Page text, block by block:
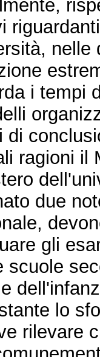
nelle
i tempi
di
ragioni il
due
gli
scuole
lo
rilevare